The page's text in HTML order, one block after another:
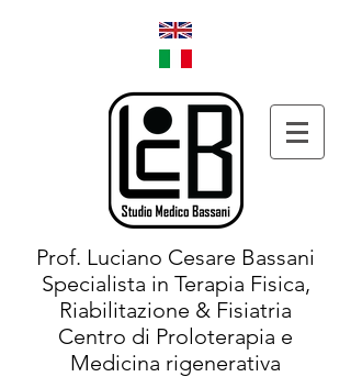
Prof. Luciano Cesare Bassani
Specialista in Terapia Fisica,
Riabilitazione & Fisiatria
Centro di Proloterapia e
Medicina rigenerativa